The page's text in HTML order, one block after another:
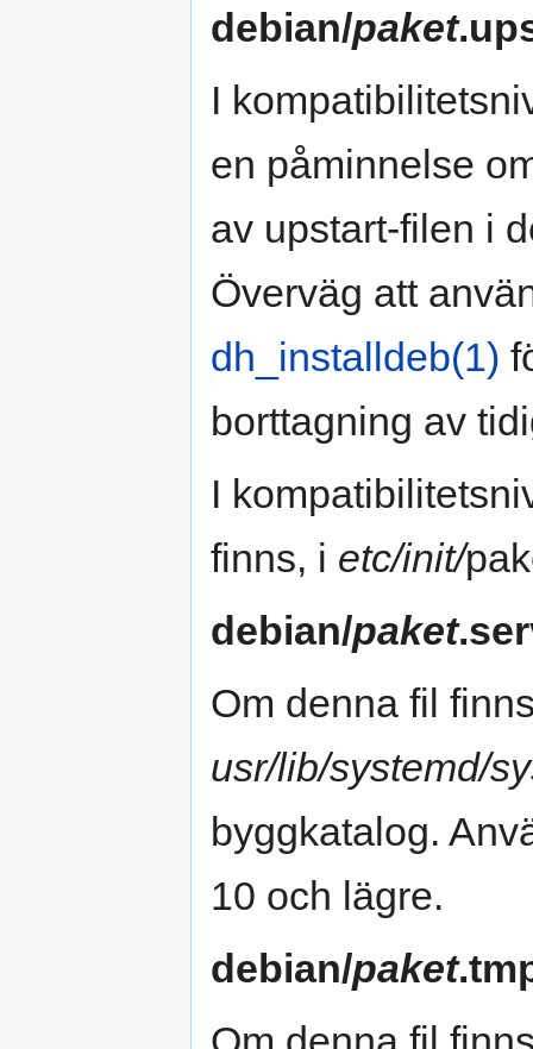
debian/paket
I
en påminnelse
av upstart-filen i
Överväg att
dh_installdeb(1)
borttagning av
I
finns, i etc/init/
debian/paket
Om denna fil
usr/lib/systemd/
byggkatalog.
10 och lägre.
debian/paket